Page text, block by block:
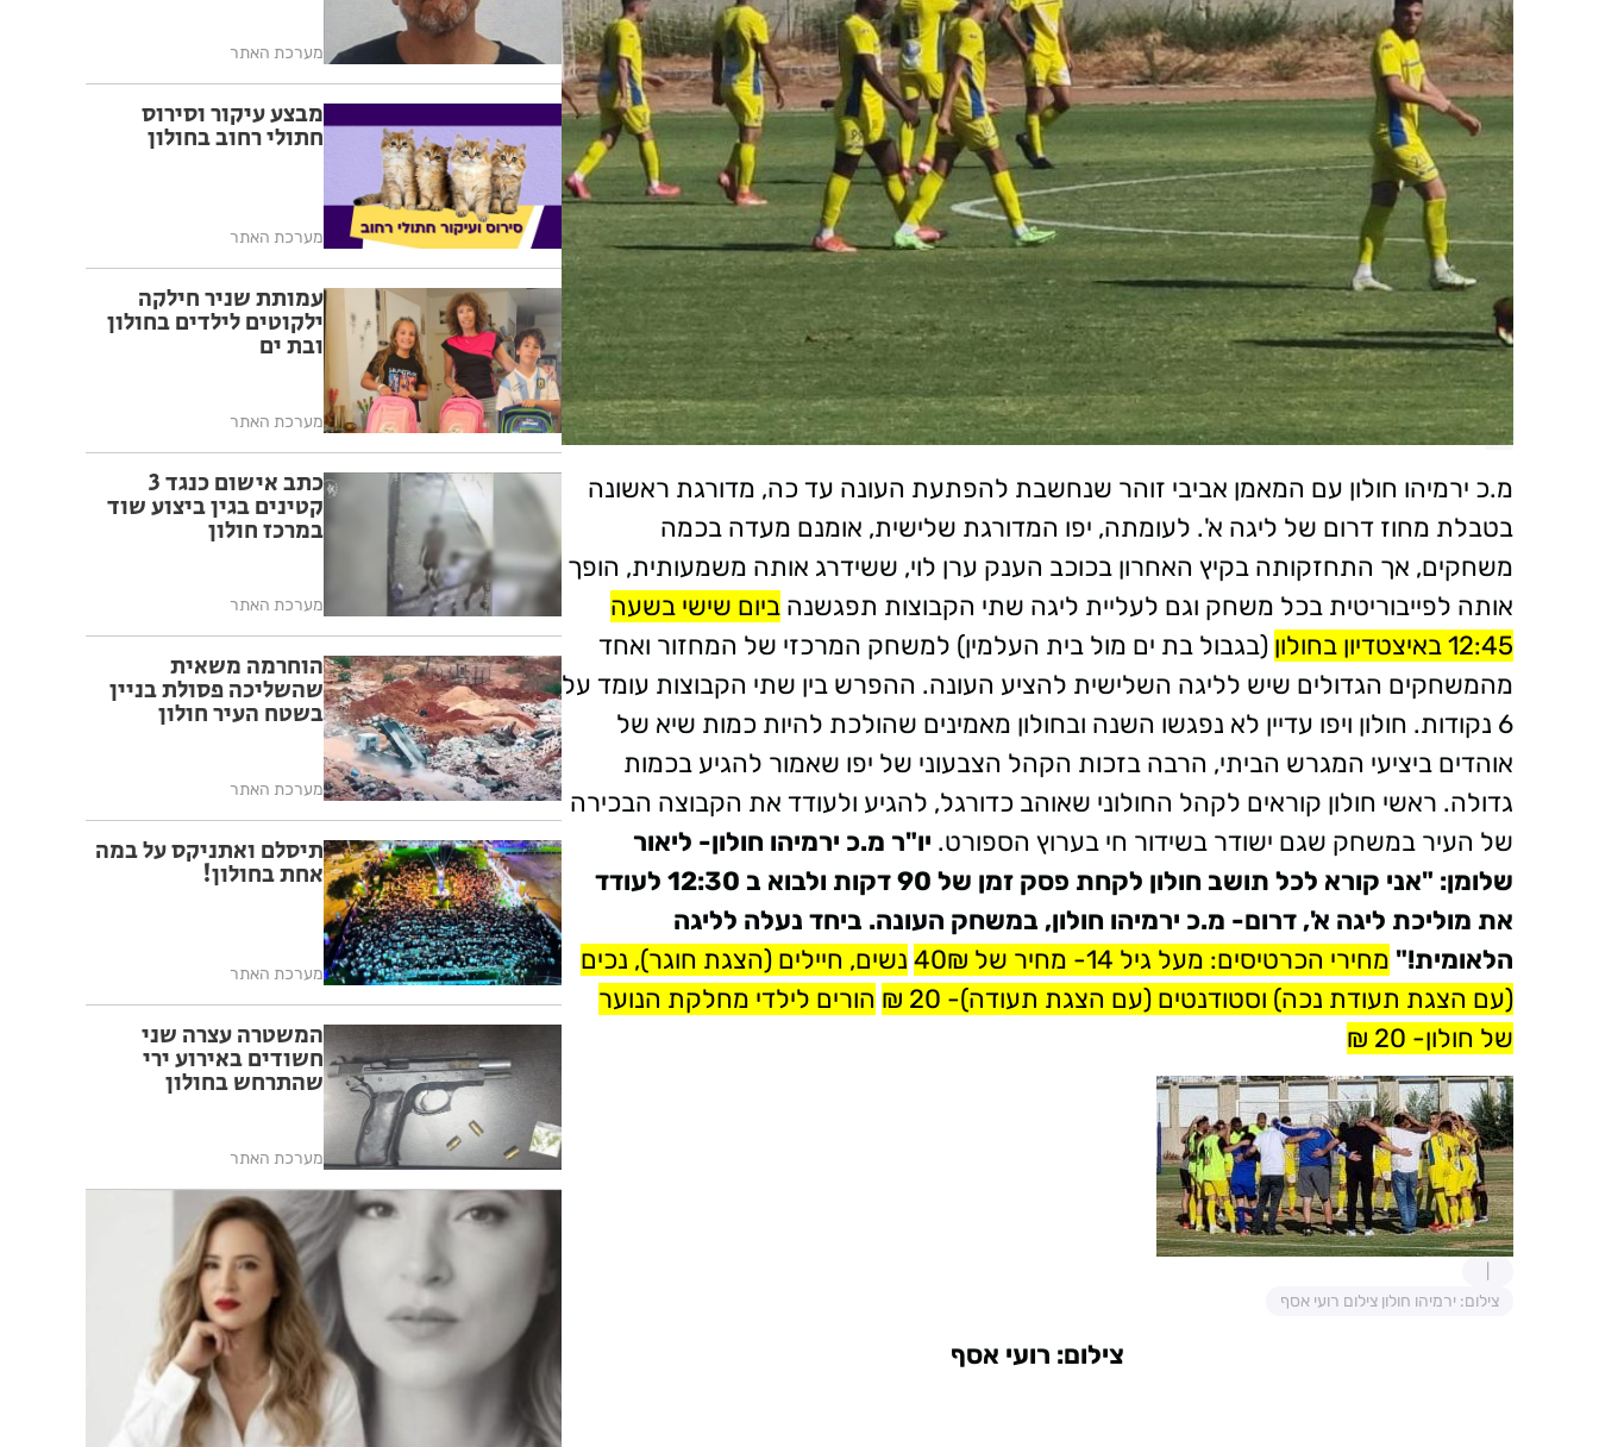
מ.כ ירמיהו חולון עם המאמן אביבי זוהר שנחשבת להפתעת העונה עד כה, מדורגת ראשונה
בטבלת מחוז דרום של ליגה א'. לעומתה, יפו המדורגת שלישית, אומנם מעדה בכמה
משחקים, אך התחזקותה בקיץ האחרון בכוכב הענק ערן לוי, ששידרג אותה משמעותית, הופך
אותה לפייבוריטית בכל משחק וגם לעליית ליגה שתי הקבוצות תפגשנה ביום שישי בשעה
12:45 באיצטדיון בחולון
(בגבול בת ים מול בית העלמין) למשחק המרכזי של המחזור ואחד
מהמשחקים הגדולים שיש לליגה השלישית להציע העונה. ההפרש בין שתי הקבוצות עומד על
6 נקודות. חולון ויפו עדיין לא נפגשו השנה ובחולון מאמינים שהולכת להיות כמות שיא של
אוהדים ביציעי המגרש הביתי, הרבה בזכות הקהל הצבעוני של יפו שאמור להגיע בכמות
גדולה. ראשי חולון קוראים לקהל החולוני שאוהב כדורגל, להגיע ולעודד את הקבוצה הבכירה
של העיר במשחק שגם ישודר בשידור חי בערוץ הספורט. יו"ר מ.כ ירמיהו חולון- ליאור
שלומן: "אני קורא לכל תושב חולון לקחת פסק זמן של 90 דקות ולבוא ב 12:30 לעודד
את מוליכת ליגה א', דרום- מ.כ ירמיהו חולון, במשחק העונה. ביחד נעלה לליגה
הלאומית!" מחירי הכרטיסים: מעל גיל 14- מחיר של 40₪
נשים, חיילים (הצגת חוגר), נכים
(עם הצגת תעודת נכה) וסטודנטים (עם הצגת תעודה)- 20 ₪
הורים לילדי מחלקת הנוער
של חולון- 20 ₪
צילום: ירמיהו חולון צילום רועי אסף
צילום: רועי אסף
מערכת האתר
מבצע עיקור וסירוס
חתולי רחוב בחולון
מערכת האתר
עמותת שניר חילקה
ילקוטים לילדים בחולון
ובת ים
מערכת האתר
כתב אישום כנגד 3
קטינים בגין ביצוע שוד
במרכז חולון
מערכת האתר
הוחרמה משאית
שהשליכה פסולת בניין
בשטח העיר חולון
מערכת האתר
תיסלם ואתניקס על במה
אחת בחולון!
מערכת האתר
המשטרה עצרה שני
חשודים באירוע ירי
שהתרחש בחולון
מערכת האתר